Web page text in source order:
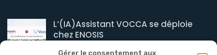
Gérer le consentement aux
L’(IA)Assistant VOCCA se déploie
chez ENOSIS